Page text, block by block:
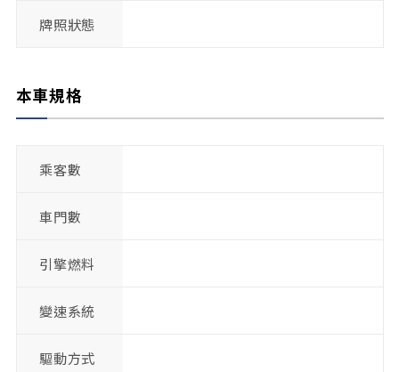
牌照狀態
本車規格
乘客數
車門數
引擎燃料
變速系統
驅動方式